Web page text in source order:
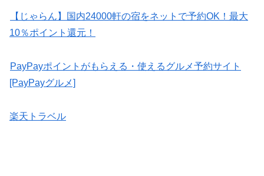
【じゃらん】国内24000軒の宿をネットで予約OK！最大
10％ポイント還元！
PayPayポイントがもらえる・使えるグルメ予約サイト
[PayPayグルメ]
楽天トラベル